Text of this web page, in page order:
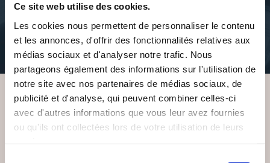
Ce site web utilise des cookies.
Les cookies nous permettent de personnaliser le contenu
et les annonces, d'offrir des fonctionnalités relatives aux
médias sociaux et d'analyser notre trafic. Nous
partageons également des informations sur l'utilisation de
notre site avec nos partenaires de médias sociaux, de
publicité et d'analyse, qui peuvent combiner celles-ci
avec d'autres informations que vous leur avez fournies
ou qu'ils ont collectées lors de votre utilisation de leurs
À PROPOS DE L'AUTEUR
J'ai 519 ans. Je vis chaque histoire que j'écris. Je suis très créatif et
ouvert d'esprit.
VOUS AIMEREZ AUSSI